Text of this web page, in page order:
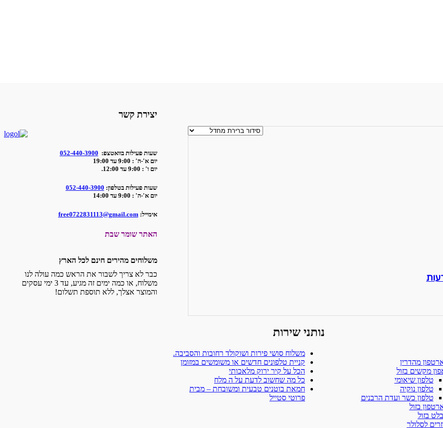
יצירת קשר
שעות פעילות בוואטצפ: 052-440-3900
יום א'-ה' : 9:00 עד 19:00
יום ו' : 9:00 עד 12:00.
שעות פעילות בטלפון: 052-440-3900
יום א'-ה' : 9:00 עד 14:00
אימייל:free0722831113@gmail.com
האתר שומר שבת
משלוחים מהירים חינם לכל הארץ
כבר לא צריך לשבור את הראש כמה עולה לנו
משלוח, או כמה ימים זה מגיע, עד 3 ימי עסקים
והמוצר אצלך, ללא תוספת תשלום!
נותני שירות
משלוח סושי פירות ושוקולד רחובות והסביבה.
קניית טלפונים חדשים או משומשים במזומן
הכל על קיר ירוק מלאכותי
כל מה שחשוב לדעת על ה מלח
חמאת בוטנים טבעית ומשובחת – מבית
פרוטי סטייל
מהדרין
מקשים בזול
טלפון שיאומי
טלפון נוקיה
טלפון כשר ועדת הרבנים
בזול
בזול
לסלולר